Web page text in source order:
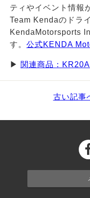
ティやイベント情報
Team Kendaのドラ
KendaMotorsports
す。 公式KENDA
▶ 関連商品：KR20A
古い記事